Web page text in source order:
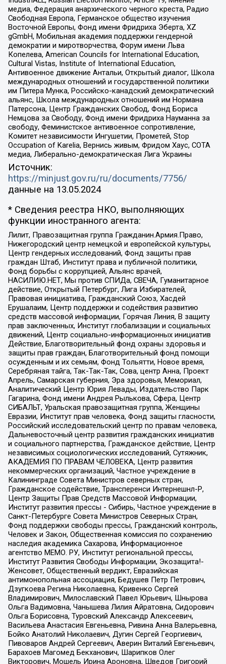
медиа, Федерация анархического черного креста, Радио
Свободная Европа, Германское общество изучения
Восточной Европы, Фонд имени Фридриха Эберта, XZ
gGmbH, Мобильная академия поддержки гендерной
демократии и миротворчества, Форум имени Льва
Копелева, American Councils for International Education,
Cultural Vistas, Institute of International Education,
Антивоенное движение Антальи, Открытый диалог, Школа
международных отношений и государственной политики
им Питера Мунка, Российско-канадский демократический
альянс, Школа международных отношений им Нормана
Патерсона, Центр Гражданских Свобод, Фонд Бориса
Немцова за Свободу, Фонд имени Фридриха Науманна за
свободу, Феминистское антивоенное сопротивление,
Комитет независимости Ингушетии, Прометей, Stop
Occupation of Karelia, Вернись живым, Фридом Хаус, СОТА
медиа, Либерально-демократическая Лига Украины
Источник:
https://minjust.gov.ru/ru/documents/7756/
данные на 13.05.2024
* Сведения реестра НКО, выполняющих
функции иностранного агента:
Лилит, Правозащитная группа Гражданин.Армия.Право,
Нижегородский центр немецкой и европейской культуры,
Центр гендерных исследований, Фонд защиты прав
граждан Штаб, Институт права и публичной политики,
Фонд борьбы с коррупцией, Альянс врачей,
НАСИЛИЮ.НЕТ, Мы против СПИДа, СВЕЧА, Гуманитарное
действие, Открытый Петербург, Лига Избирателей,
Правовая инициатива, Гражданский Союз, Хасдей
Ерушалаим, Центр поддержки и содействия развитию
средств массовой информации, Горячая Линия, В защиту
прав заключенных, Институт глобализации и социальных
движений, Центр социально-информационных инициатив
Действие, Благотворительный фонд охраны здоровья и
защиты прав граждан, Благотворительный фонд помощи
осужденным и их семьям, Фонд Тольятти, Новое время,
Серебряная тайга, Так-Так-Так, Сова, центр Анна, Проект
Апрель, Самарская губерния, Эра здоровья, Мемориал,
Аналитический Центр Юрия Левады, Издательство Парк
Гагарина, Фонд имени Андрея Рылькова, Сфера, Центр
СИБАЛЬТ, Уральская правозащитная группа, Женщины
Евразии, Институт прав человека, Фонд защиты гласности,
Российский исследовательский центр по правам человека,
Дальневосточный центр развития гражданских инициатив
и социального партнерства, Гражданское действие, Центр
независимых социологических исследований, Сутяжник,
АКАДЕМИЯ ПО ПРАВАМ ЧЕЛОВЕКА, Центр развития
некоммерческих организаций, Частное учреждение в
Калининграде Совета Министров северных стран,
Гражданское содействие, Трансперенси Интернешнл-Р,
Центр Защиты Прав Средств Массовой Информации,
Институт развития прессы - Сибирь, Частное учреждение в
Санкт-Петербурге Совета Министров Северных Стран,
Фонд поддержки свободы прессы, Гражданский контроль,
Человек и Закон, Общественная комиссия по сохранению
наследия академика Сахарова, Информационное
агентство МЕМО. РУ, Институт региональной прессы,
Институт Развития Свободы Информации, Экозащита!-
Женсовет, Общественный вердикт, Евразийская
антимонопольная ассоциация, Бедушев Петр Петрович,
Дзугкоева Регина Николаевна, Кривенко Сергей
Владимирович, Милославский Павел Юрьевич, Шнырова
Ольга Вадимовна, Чанышева Лилия Айратовна, Сидорович
Ольга Борисовна, Туровский Александр Алексеевич,
Васильева Анастасия Евгеньевна, Ривина Анна Валерьевна,
Бойко Анатолий Николаевич, Дугин Сергей Георгиевич,
Пивоваров Андрей Сергеевич, Аверин Виталий Евгеньевич,
Барахоев Магомед Бекханович, Шарипков Олег
Викторович, Мошель Ирина Ароновна, Шведов Григорий